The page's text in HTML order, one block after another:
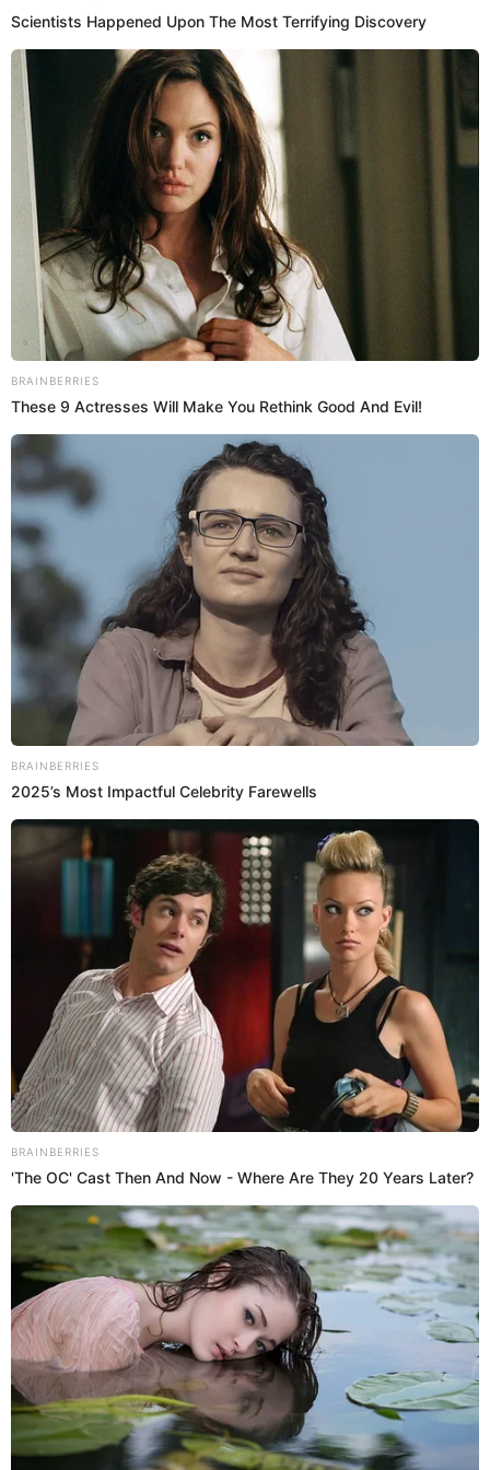
América Televisión"
Conductora Tula Rodríguez se sumó al elenco de 'Mande quien
mande' junto a Laura Huarcayo y la Carlota.
Omar Lozano
Tula Rodríguez
Laura Huarcayo protagoniza TENSO momento EN
VIVO con exchicos realities: “Después de 10
años...”
Los exintegrantes de 'Bienvenida la Tarde' regresaron a la pantalla
chica para enfrentarse a 'Esto es Guerra' y 'Combate. Durante la
competencia, Laura Huarcayo le hizo el parche a sus competidores
por no ganar.
Estefani Hoyos